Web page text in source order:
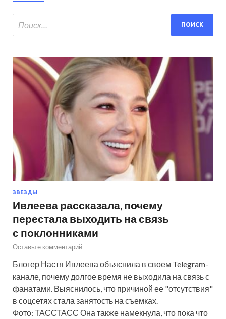
ЗВЕЗДЫ
Ивлеева рассказала, почему
перестала выходить на связь
с поклонниками
Оставьте комментарий
Блогер Настя Ивлеева объяснила в своем Telegram-
канале, почему долгое время не выходила на связь с
фанатами. Выяснилось, что причиной ее "отсутствия"
в соцсетях стала занятость на съемках.
Фото: ТАССТАСС Она также намекнула, что пока что